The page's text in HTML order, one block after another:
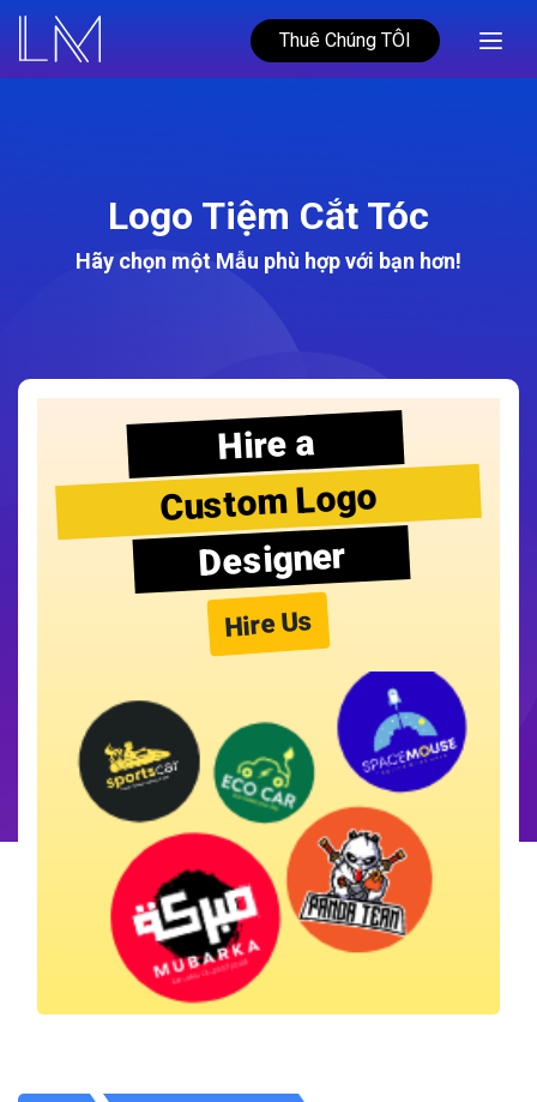
Thuê Chúng TÔI
Logo Tiệm Cắt Tóc
Hãy chọn một Mẫu phù hợp với bạn hơn!
Hire a
Custom Logo
Designer
Hire Us